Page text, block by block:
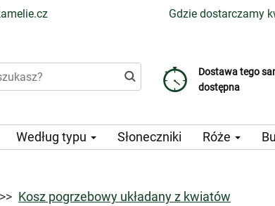
Gdzie dostarczamy
Dostawa tego
dostępna
Koszt dostawy już
Wybierz datę
Według typu Słoneczniki Róże
Kosz pogrzebowy układany z kwiatów